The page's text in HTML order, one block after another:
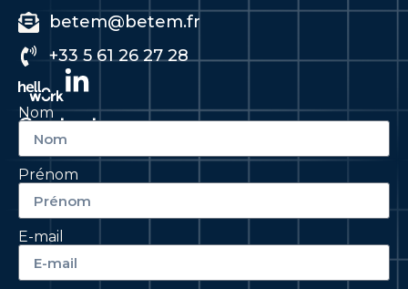
betem@betem.fr
+33 5 61 26 27 28
Contactez-nous
Nom
Prénom
E-mail